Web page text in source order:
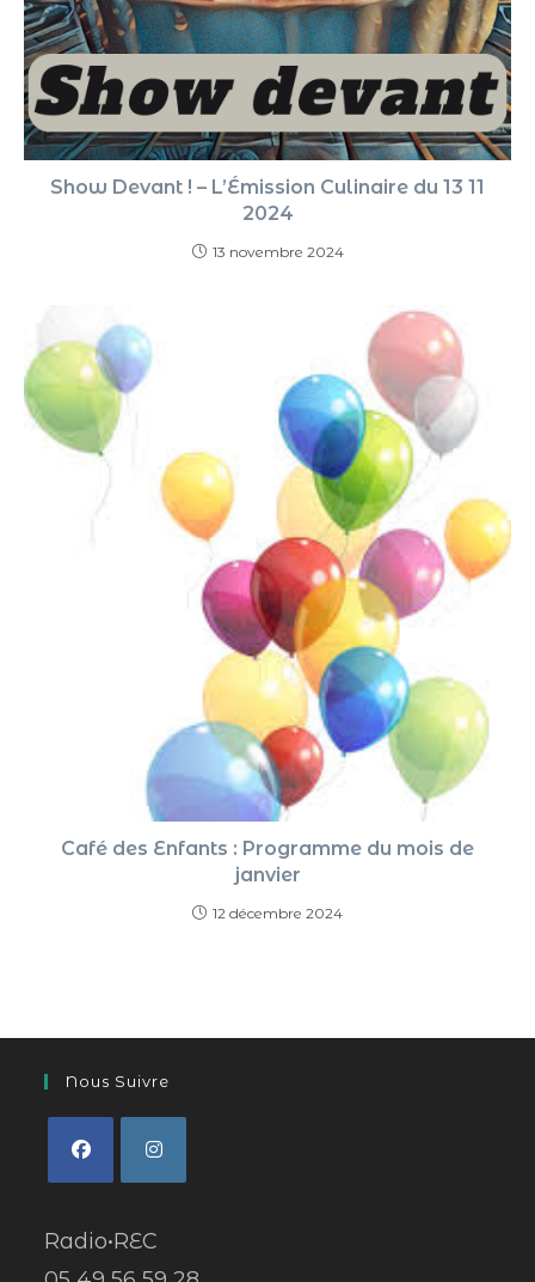
Show Devant ! – L’Émission Culinaire du 13 11
2024
13 novembre 2024
Café des Enfants : Programme du mois de
janvier
12 décembre 2024
Nous Suivre
Radio•REC